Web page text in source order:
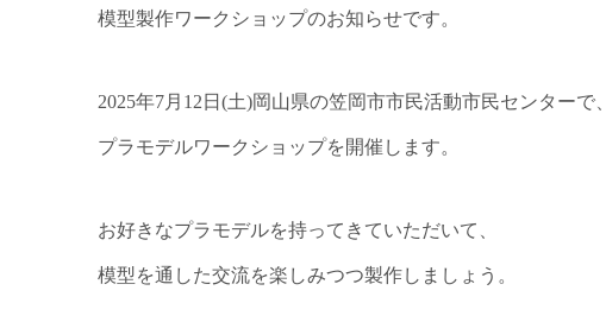
模型製作ワークショップのお知らせです。
2025年7月12日(土)岡山県の笠岡市市民活動市民センターで、
プラモデルワークショップを開催します。
お好きなプラモデルを持ってきていただいて、
模型を通した交流を楽しみつつ製作しましょう。